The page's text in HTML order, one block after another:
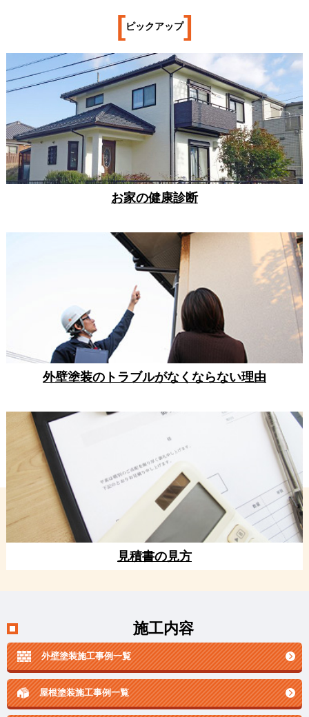
[ピックアップ]
お家の健康診断
外壁塗装のトラブルがなくならない理由
見積書の見方
施工内容
外壁塗装施工事例一覧
屋根塗装施工事例一覧